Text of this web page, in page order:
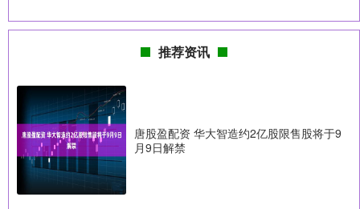
推荐资讯
唐股盈配资 华大智造约2亿股限售股将于9
月9日解禁